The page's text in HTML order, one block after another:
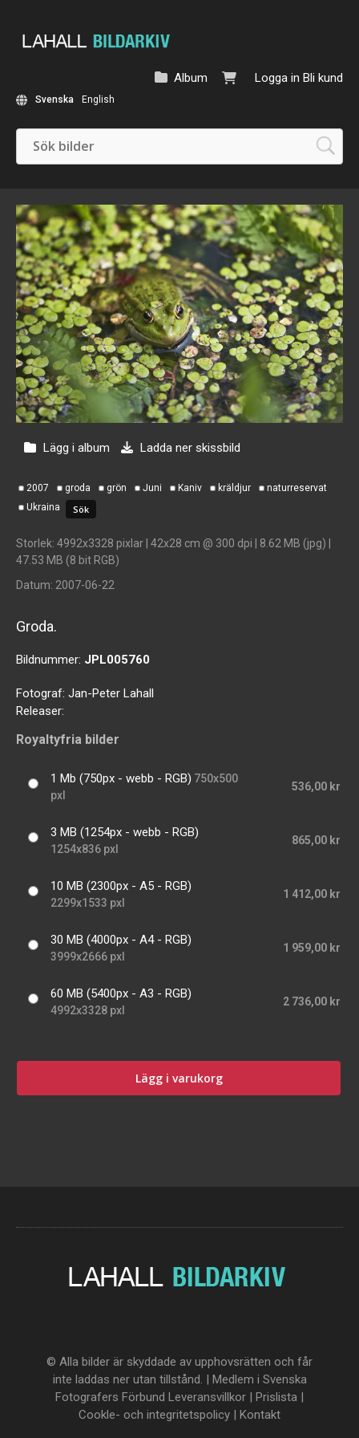
Logga in Bli kund
Album
Svenska English
Lägg i album Ladda ner skissbild
2007 groda grön Juni Kaniv kräldjur
naturreservat
Ukraina
Storlek: 4992x3328 pixlar | 42x28 cm @ 300 dpi | 8.62 MB (jpg) |
47.53 MB (8 bit RGB)
Datum: 2007-06-22
Groda.
Bildnummer: JPL005760
Fotograf: Jan-Peter Lahall
Releaser:
Royaltyfria bilder
1 Mb (750px - webb - RGB) 750x500
pxl
536,00 kr
3 MB (1254px - webb - RGB)
1254x836 pxl
865,00 kr
10 MB (2300px - A5 - RGB)
2299x1533 pxl
1 412,00 kr
30 MB (4000px - A4 - RGB)
3999x2666 pxl
1 959,00 kr
60 MB (5400px - A3 - RGB)
4992x3328 pxl
2 736,00 kr
Lägg i varukorg
© Alla bilder är skyddade av upphovsrätten och får
inte laddas ner utan tillstånd. | Medlem i Svenska
Fotografers Förbund Leveransvillkor | Prislista |
Cookle- och integritetspolicy | Kontakt